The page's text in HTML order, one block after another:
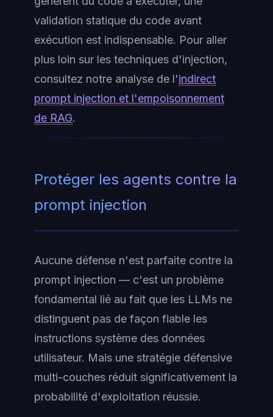
validation statique du code avant
exécution est indispensable. Pour aller
plus loin sur les techniques d'injection,
consultez notre analyse de l'indirect
prompt injection et l'empoisonnement
de RAG.
Protéger les agents contre la
prompt injection
Aucune défense n'est parfaite contre la
prompt injection — c'est un problème
fondamental lié au fait que les LLMs ne
distinguent pas de façon fiable les
instructions système des données
utilisateur. Mais une stratégie défensive
multi-couches réduit significativement la
probabilité d'exploitation réussie.